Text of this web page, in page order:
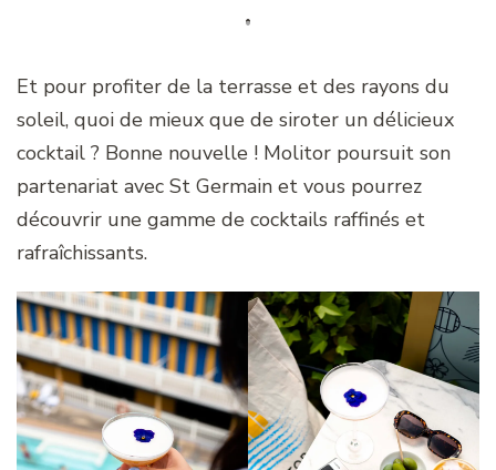
Et pour profiter de la terrasse et des rayons du
soleil, quoi de mieux que de siroter un délicieux
cocktail ? Bonne nouvelle ! Molitor poursuit son
partenariat avec St Germain et vous pourrez
découvrir une gamme de cocktails raffinés et
rafraîchissants.